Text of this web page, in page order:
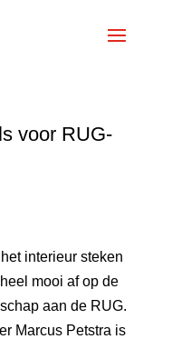
voor RUG-
interieur steken
mooi af op de
aan de RUG.
Marcus Petstra is